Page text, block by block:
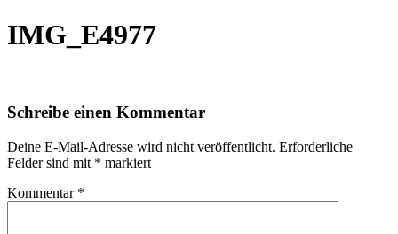
IMG_E4977
Schreibe einen Kommentar
Deine E-Mail-Adresse wird nicht veröffentlicht. Erforderliche
Felder sind mit * markiert
Kommentar *